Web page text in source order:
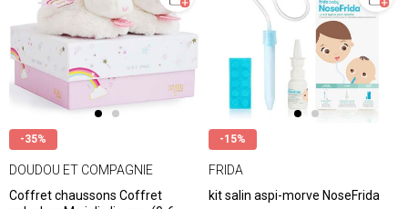
-35%
DOUDOU ET COMPAGNIE
Coffret chaussons Coffret
-15%
FRIDA
kit salin aspi-morve NoseFrida